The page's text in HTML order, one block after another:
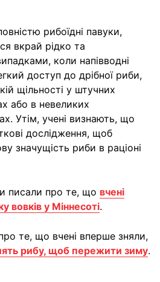
рибоїдні павуки,
вкрай рідко та
коли напівводні
доступ до дрібної риби,
щільності у штучних
або в невеликих
Утім, учені визнають, що
дослідження, щоб
значущість риби в раціоні
писали про те, що вчені
вовків у Міннесоті.
те, що вчені вперше зняли,
рибу, щоб пережити зиму.